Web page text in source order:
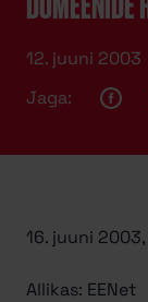
12. juuni 2003
Jaga:
16. juuni
Allikas: EENet